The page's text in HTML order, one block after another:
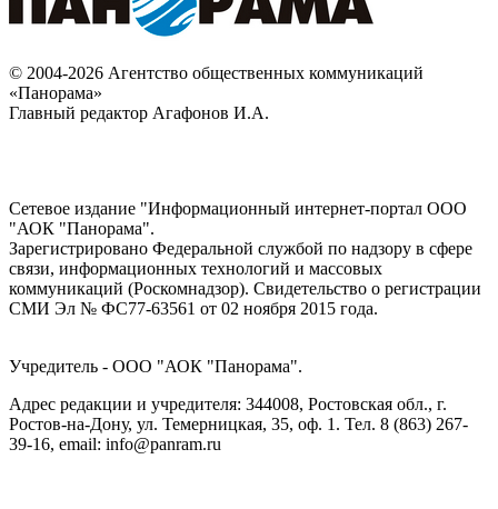
© 2004-2026 Агентство общественных коммуникаций
«Панорама»
Главный редактор Агафонов И.А.
Сетевое издание "Информационный интернет-портал ООО
"АОК "Панорама".
Зарегистрировано Федеральной службой по надзору в сфере
связи, информационных технологий и массовых
коммуникаций (Роскомнадзор). Cвидетельство о регистрации
СМИ Эл № ФС77-63561 от 02 ноября 2015 года.
Учредитель - ООО "АОК "Панорама".
Адрес редакции и учредителя: 344008, Ростовская обл., г.
Ростов-на-Дону, ул. Темерницкая, 35, оф. 1. Тел. 8 (863) 267-
39-16, email: info@panram.ru